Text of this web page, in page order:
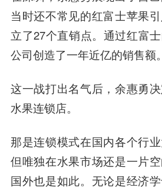
当时还不常见的红富士苹果
立了27个直销点。通过红富
公司创造了一年近亿的销售额。
这一战打出名气后，余惠勇
水果连锁店。
那是连锁模式在国内各个行
但唯独在水果市场还是一片空
国外也是如此。 无论是经济